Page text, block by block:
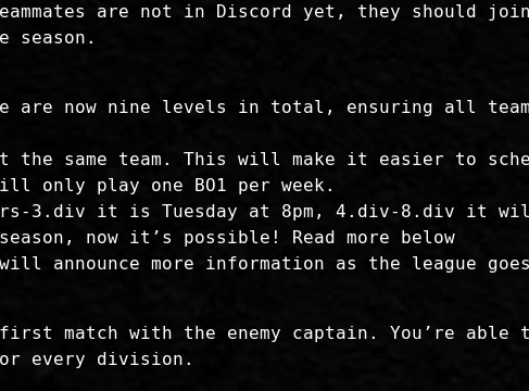
are not in Discord yet, they should
season.
now nine levels in total, ensuring all
same team. This will make it easier to
only play one BO1 per week.
3.div it is Tuesday at 8pm, 4.div-8.div it will
now it’s possible! Read more below
more information as the league
match with the enemy captain. You’re able
every division.